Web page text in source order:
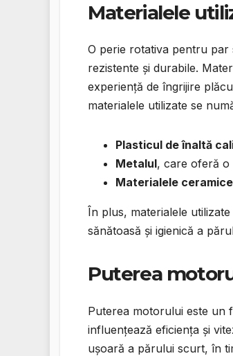
Materialele
O perie rotativa pentru par
rezistente și durabile.
experiență de îngrijire
materialele utilizate se
Plasticul de înaltă
Metalul, care oferă o
Materialele ceramice
În plus, materialele
sănătoasă și igienică a
Puterea
Puterea motorului este un
influențează eficiența și
ușoară a părului scurt, în